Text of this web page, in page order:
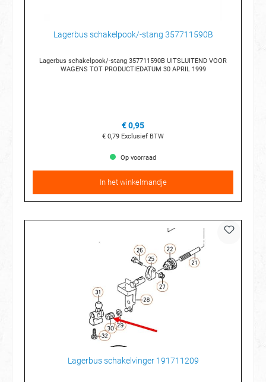
Lagerbus schakelpook/-stang 357711590B
Lagerbus schakelpook/-stang 357711590B UITSLUITEND VOOR
WAGENS TOT PRODUCTIEDATUM 30 APRIL 1999
€ 0,95
€ 0,79 Exclusief BTW
Op voorraad
In het winkelmandje
Lagerbus schakelvinger 191711209